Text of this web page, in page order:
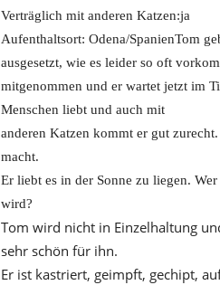
Verträglich mit anderen Katzen:ja
Aufenthaltsort: Odena/SpanienTom
ausgesetzt, wie es leider so oft
mitgenommen und er wartet jetzt im
Menschen liebt und auch mit
anderen Katzen kommt er gut
macht.
Er liebt es in der Sonne zu liegen.
wird?
Tom wird nicht in Einzelhaltung
sehr schön für ihn.
Er ist kastriert, geimpft, gechipt,